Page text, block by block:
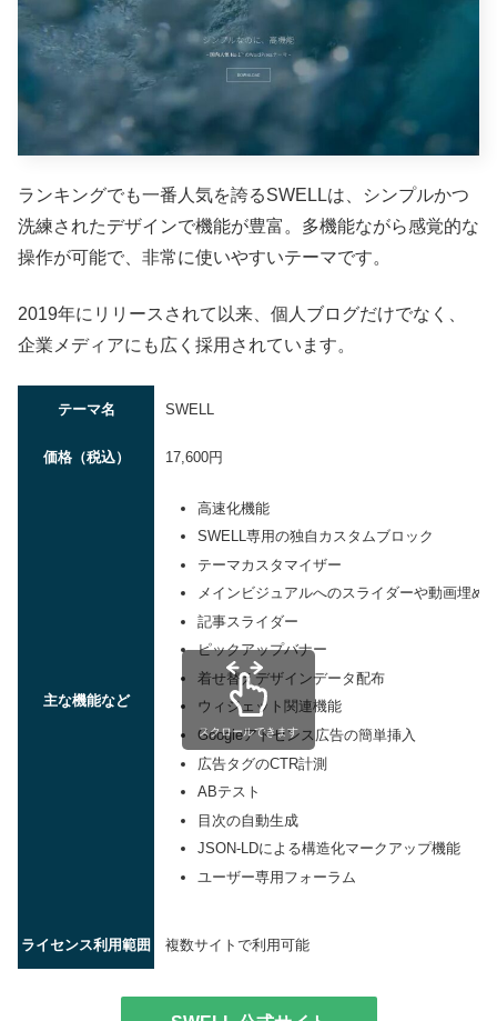
ランキングでも一番人気を誇るSWELLは、シンプルかつ
洗練されたデザインで機能が豊富。多機能ながら感覚的な
操作が可能で、非常に使いやすいテーマです。
2019年にリリースされて以来、個人ブログだけでなく、
企業メディアにも広く採用されています。
テーマ名 SWELL
価格（税込） 17,600円
主な機能など
高速化機能
SWELL専用の独自カスタムブロック
テーマカスタマイザー
メインビジュアルへのスライダーや動画埋め
記事スライダー
ピックアップバナー
着せ替えデザインデータ配布
ウィジェット関連機能
Googleアドセンス広告の簡単挿入
広告タグのCTR計測
ABテスト
目次の自動生成
JSON-LDによる構造化マークアップ機能
ユーザー専用フォーラム
ライセンス利用範囲 複数サイトで利用可能
スクロールできます